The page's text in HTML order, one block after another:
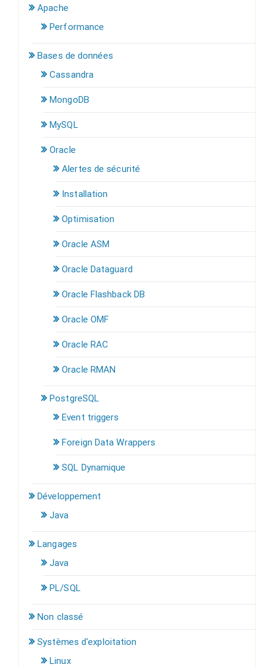
Apache
Performance
Bases de données
Cassandra
MongoDB
MySQL
Oracle
Alertes de sécurité
Installation
Optimisation
Oracle ASM
Oracle Dataguard
Oracle Flashback DB
Oracle OMF
Oracle RAC
Oracle RMAN
PostgreSQL
Event triggers
Foreign Data Wrappers
SQL Dynamique
Développement
Java
Langages
Java
PL/SQL
Non classé
Systèmes d'exploitation
Linux